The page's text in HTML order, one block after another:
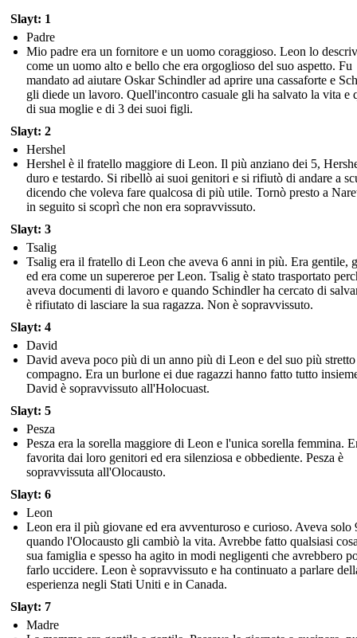
Slayt: 1
Padre
Mio padre era un fornitore e un uomo coraggioso. Leon lo
come un uomo alto e bello che era orgoglioso del suo aspetto. Fu
mandato ad aiutare Oskar Schindler ad aprire una cassaforte e
gli diede un lavoro. Quell'incontro casuale gli ha salvato la vita e
di sua moglie e di 3 dei suoi figli.
Slayt: 2
Hershel
Hershel è il fratello maggiore di Leon. Il più anziano dei 5,
duro e testardo. Si ribellò ai suoi genitori e si rifiutò di andare a
dicendo che voleva fare qualcosa di più utile. Tornò presto a
in seguito si scoprì che non era sopravvissuto.
Slayt: 3
Tsalig
Tsalig era il fratello di Leon che aveva 6 anni in più. Era gentile,
ed era come un supereroe per Leon. Tsalig è stato trasportato
aveva documenti di lavoro e quando Schindler ha cercato di
è rifiutato di lasciare la sua ragazza. Non è sopravvissuto.
Slayt: 4
David
David aveva poco più di un anno più di Leon e del suo più stretto
compagno. Era un burlone ei due ragazzi hanno fatto tutto
David è sopravvissuto all'Holocuast.
Slayt: 5
Pesza
Pesza era la sorella maggiore di Leon e l'unica sorella femmina.
favorita dai loro genitori ed era silenziosa e obbediente. Pesza è
sopravvissuta all'Olocausto.
Slayt: 6
Leon
Leon era il più giovane ed era avventuroso e curioso. Aveva solo
quando l'Olocausto gli cambiò la vita. Avrebbe fatto qualsiasi
sua famiglia e spesso ha agito in modi negligenti che avrebbero
farlo uccidere. Leon è sopravvissuto e ha continuato a parlare
esperienza negli Stati Uniti e in Canada.
Slayt: 7
Madre